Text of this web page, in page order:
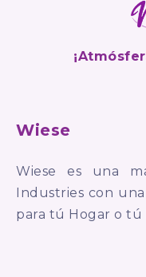
Wiese
Wiese es una
Industries con
para tú Hogar o tú